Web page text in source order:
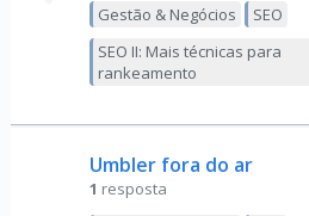
Gestão & Negócios
SEO
SEO II: Mais técnicas para
rankeamento
Umbler fora do ar
1 resposta